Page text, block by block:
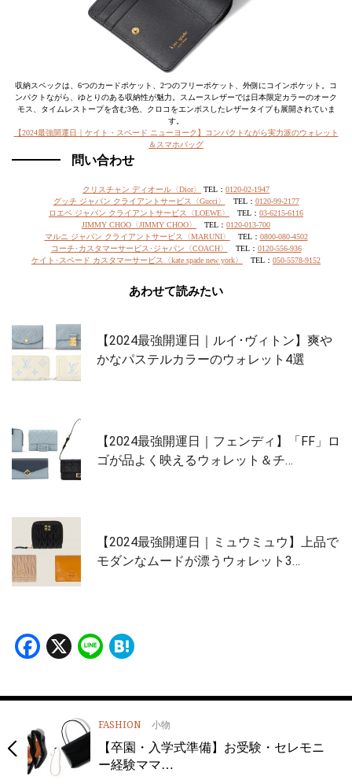
収納スペックは、6つのカードポケット、2つのフリーポケット、外側にコインポケット。コ
ンパクトながら、ゆとりのある収納性が魅力。スムースレザーでは日本限定カラーのオーク
モス、タイムレストープを含む3色、クロコをエンボスしたレザータイプも展開されていま
す。
【2024最強開運日｜ケイト・スペード ニューヨーク】コンパクトながら実力派のウォレット
＆スマホバッグ
問い合わせ
クリスチャン ディオール〈Dior〉 TEL： 0120-02-1947
グッチ ジャパン クライアントサービス〈Gucci〉
TEL： 0120-99-2177
ロエベ ジャパン クライアントサービス〈LOEWE〉
TEL： 03-6215-6116
JIMMY CHOO〈JIMMY CHOO〉
TEL： 0120-013-700
マルニ ジャパン クライアントサービス〈MARUNI〉
TEL： 0800-080-4502
コーチ･カスタマーサービス･ジャパン〈COACH〉
TEL： 0120-556-936
ケイト･スペード カスタマーサービス〈kate spade new york〉
TEL： 050-5578-9152
あわせて読みたい
【2024最強開運日｜ルイ･ヴィトン】爽や
かなパステルカラーのウォレット4選
【2024最強開運日｜フェンディ】「FF」ロ
ゴが品よく映えるウォレット＆チ…
【2024最強開運日｜ミュウミュウ】上品で
モダンなムードが漂うウォレット3…
Facebook
X Line
FASHION 小物
【卒園・入学式準備】お受験・セレモニ
ー経験ママ…